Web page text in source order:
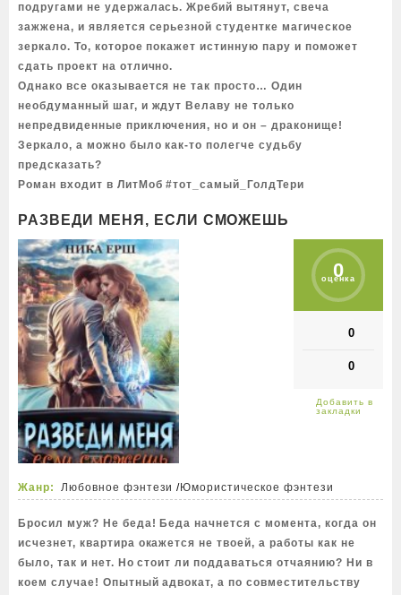
подругами не удержалась. Жребий вытянут, свеча
зажжена, и является серьезной студентке магическое
зеркало. То, которое покажет истинную пару и поможет
сдать проект на отлично.
Однако все оказывается не так просто… Один
необдуманный шаг, и ждут Велаву не только
непредвиденные приключения, но и он – драконище!
Зеркало, а можно было как-то полегче судьбу
предсказать?
Роман входит в ЛитМоб #тот_самый_ГолдТери
РАЗВЕДИ МЕНЯ, ЕСЛИ СМОЖЕШЬ
0
оценка
0
0
Жанр: Любовное фэнтези /Юмористическое фэнтези
Бросил муж? Не беда! Беда начнется с момента, когда он
исчезнет, квартира окажется не твоей, а работы как не
было, так и нет. Но стоит ли поддаваться отчаянию? Ни в
коем случае! Опытный адвокат, а по совместительству